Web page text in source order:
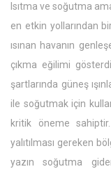
Isıtma ve soğutma
en etkin yollarından
ısınan havanın
çıkma eğilimi
şartlarında güneş
ile soğutmak için
kritik öneme
yalıtılması gereken
yazın soğutma